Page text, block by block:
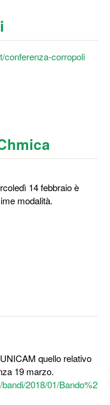
conferenza-corropoli
14 febbraio è
modalità.
quello relativo
19 marzo.
2018/01/Bando%2